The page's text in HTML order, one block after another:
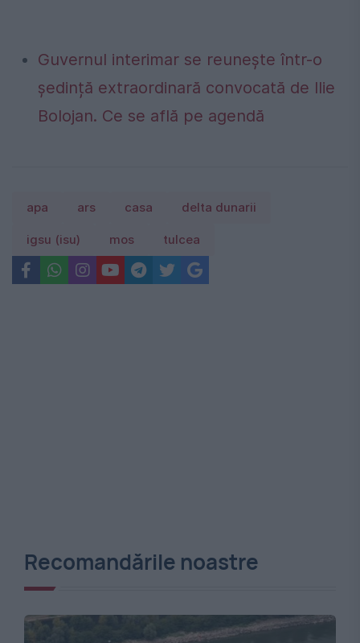
Guvernul interimar se reunește într-o
ședință extraordinară convocată de Ilie
Bolojan. Ce se află pe agendă
apa ars casa delta dunarii
igsu (isu) mos tulcea
Recomandările noastre